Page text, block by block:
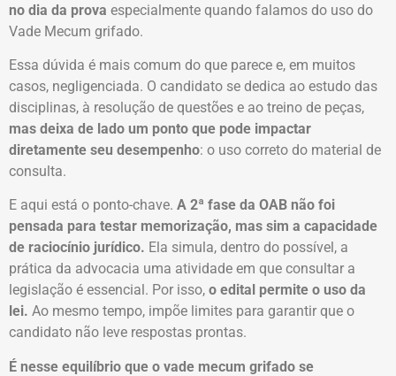
no dia da prova especialmente quando falamos do uso do
Vade Mecum grifado.
Essa dúvida é mais comum do que parece e, em muitos
casos, negligenciada. O candidato se dedica ao estudo das
disciplinas, à resolução de questões e ao treino de peças,
mas deixa de lado um ponto que pode impactar
diretamente seu desempenho: o uso correto do material de
consulta.
E aqui está o ponto-chave. A 2ª fase da OAB não foi
pensada para testar memorização, mas sim a capacidade
de raciocínio jurídico. Ela simula, dentro do possível, a
prática da advocacia uma atividade em que consultar a
legislação é essencial. Por isso, o edital permite o uso da
lei. Ao mesmo tempo, impõe limites para garantir que o
candidato não leve respostas prontas.
É nesse equilíbrio que o vade mecum grifado se